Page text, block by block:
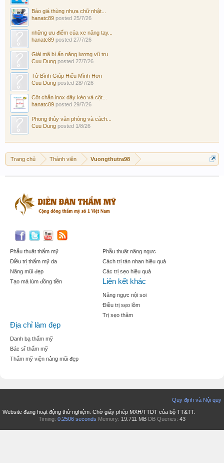
Báo giá thùng nhựa chữ nhật...
hanatc89 posted 25/7/26
những ưu điểm của xe nâng tay...
hanatc89 posted 27/7/26
Giải mã bí ẩn năng lượng vũ trụ
Cuu Dung posted 27/7/26
Tử Bình Giúp Hiểu Mình Hơn
Cuu Dung posted 28/7/26
Cột chắn inox dây kéo và cột...
hanatc89 posted 29/7/26
Phong thủy văn phòng và cách...
Cuu Dung posted 1/8/26
Trang chủ Thành viên Vuongthutra98
Phẫu thuật thẩm mỹ
Điều trị thẩm mỹ da
Nâng mũi đẹp
Tạo mà lúm đồng tiền
Phẫu thuật nâng ngực
Cách trị tàn nhan hiệu quả
Các trị sẹo hiệu quả
Liên kết khác
Nâng ngực nội soi
Điều trị sẹo lõm
Trị sẹo thâm
Địa chỉ làm đẹp
Danh bạ thẩm mỹ
Bác sĩ thẩm mỹ
Thẩm mỹ viện nâng mũi đẹp
Quy định và Nội quy
Website đang hoạt động thử nghiệm. Chờ giấy phép MXH/TTDT của bộ TT&TT.
Timing: 0.2506 seconds Memory: 19.711 MB DB Queries: 43